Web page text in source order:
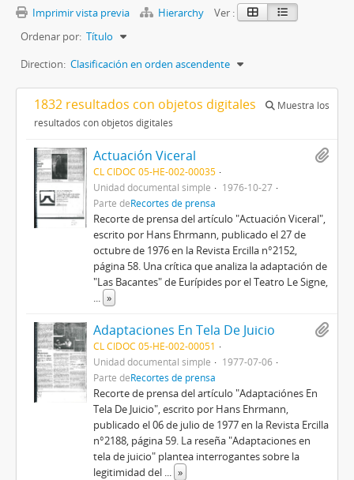
Imprimir vista previa Hierarchy
Ver :
Ordenar por: Título
Direction: Clasificación en orden ascendente
1832 resultados con objetos digitales
Muestra los
resultados con objetos digitales
Actuación Viceral
CL CIDOC 05-HE-002-00035
Unidad documental simple
1976-10-27
Parte deRecortes de prensa
Recorte de prensa del artículo "Actuación Viceral",
escrito por Hans Ehrmann, publicado el 27 de
octubre de 1976 en la Revista Ercilla n°2152,
página 58. Una crítica que analiza la adaptación de
"Las Bacantes" de Eurípides por el Teatro Le Signe,
... »
Adaptaciones En Tela De Juicio
CL CIDOC 05-HE-002-00051
Unidad documental simple
1977-07-06
Parte deRecortes de prensa
Recorte de prensa del artículo "Adaptaciónes En
Tela De Juicio", escrito por Hans Ehrmann,
publicado el 06 de julio de 1977 en la Revista Ercilla
n°2188, página 59. La reseña "Adaptaciones en
tela de juicio" plantea interrogantes sobre la
legitimidad del ... »